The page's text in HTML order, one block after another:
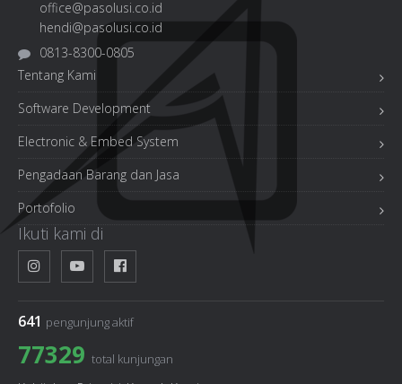
office@pasolusi.co.id
hendi@pasolusi.co.id
0813-8300-0805
Tentang Kami
Software Development
Electronic & Embed System
Pengadaan Barang dan Jasa
Portofolio
Ikuti kami di
641 pengunjung aktif
77329 total kunjungan